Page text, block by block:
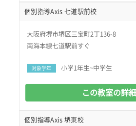
個別指導Axis 七道駅前校
大阪府堺市堺区三宝町2丁136-8
南海本線七道駅前すぐ
対象学年 小学1年生~中学生
この教室の詳細
個別指導Axis 堺東校